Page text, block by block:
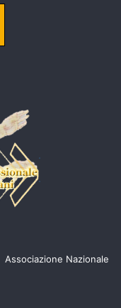
Associazione Nazionale